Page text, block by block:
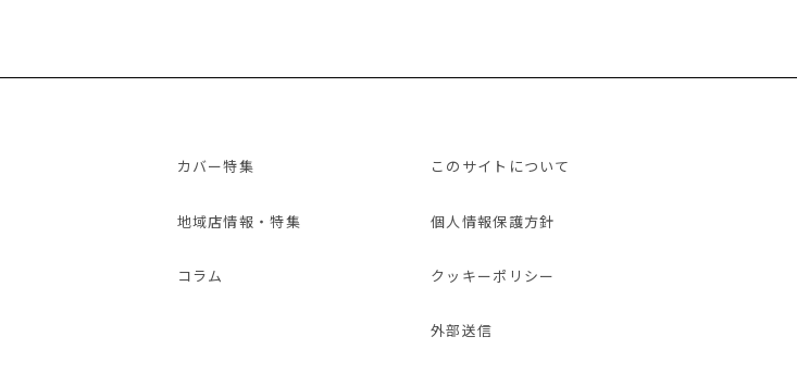
カバー特集
地域店情報・特集
コラム
このサイトについて
個人情報保護方針
クッキーポリシー
外部送信